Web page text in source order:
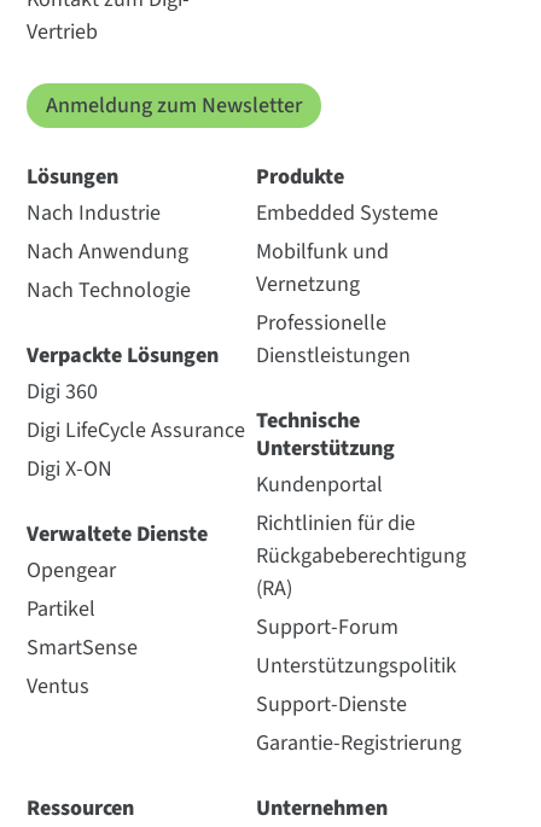
Vertrieb
Anmeldung zum Newsletter
Lösungen
Nach Industrie
Nach Anwendung
Nach Technologie
Verpackte Lösungen
Digi 360
Digi LifeCycle Assurance
Digi X-ON
Verwaltete Dienste
Opengear
Partikel
SmartSense
Ventus
Produkte
Embedded Systeme
Mobilfunk und
Vernetzung
Professionelle
Dienstleistungen
Technische
Unterstützung
Kundenportal
Richtlinien für die
Rückgabeberechtigung
(RA)
Support-Forum
Unterstützungspolitik
Support-Dienste
Garantie-Registrierung
Ressourcen
Unternehmen